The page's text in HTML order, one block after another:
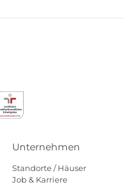
Unternehmen
Standorte / Häuser
Job & Karriere